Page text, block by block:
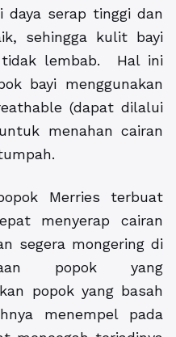
daya serap tinggi dan
sehingga kulit bayi
lembab. Hal ini
bayi menggunakan
(dapat dilalui
menahan cairan
Merries terbuat
menyerap cairan
segera mongering di
popok yang
popok yang basah
menempel pada